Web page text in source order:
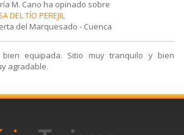
M. Cano ha opinado sobre
DEL TÍO PEREJIL
del Marquesado - Cuenca
equipada. Sitio muy tranquilo y bien
agradable.